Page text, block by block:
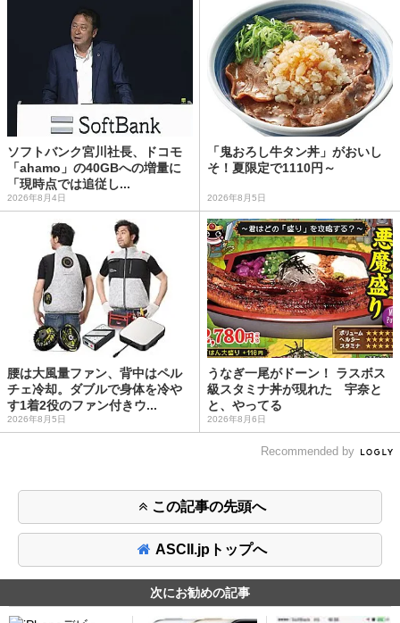
ソフトバンク宮川社長、ドコモ
「ahamo」の40GBへの増量に
「現時点では追従し...
2026年8月4日
「鬼おろし牛タン丼」がおいし
そ！夏限定で1110円～
2026年8月5日
腰は大風量ファン、背中はペル
チェ冷却。ダブルで身体を冷や
す1着2役のファン付きウ...
2026年8月5日
うなぎ一尾がドーン！ ラスボス
級スタミナ丼が現れた 宇奈と
と、やってる
2026年8月6日
Recommended by
この記事の先頭へ
ASCII.jpトップへ
次にお勧めの記事